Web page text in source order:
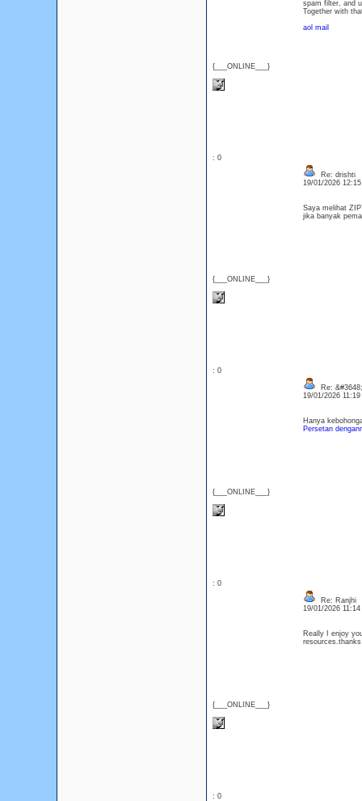
{___ONLINE___}
spam filter, and
Together with
aol mail
: 0
{___ONLINE___}
Re: drishti
19/01/2026
Saya melihat
jika banyak
: 0
{___ONLINE___}
Re:
19/01/2026
Hanya
Persetan
: 0
{___ONLINE___}
Re: Ranjhi
19/01/2026
Really I enjoy
: 0